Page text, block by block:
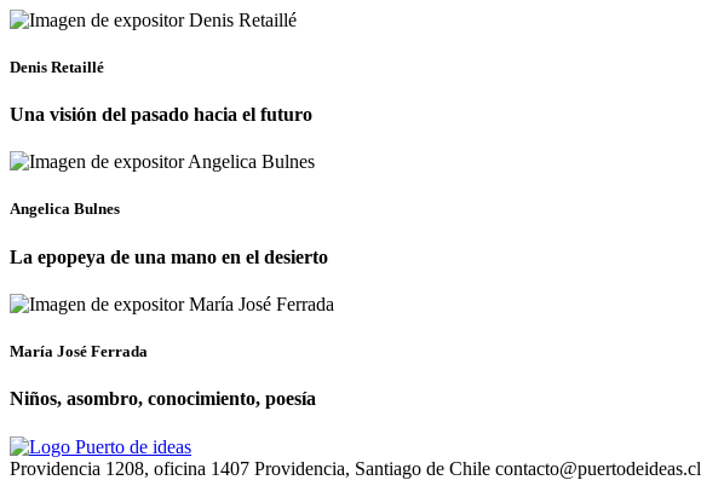
Denis Retaillé
Una visión del pasado hacia el futuro
Angelica Bulnes
La epopeya de una mano en el desierto
María José Ferrada
Niños, asombro, conocimiento, poesía
Providencia 1208, oficina 1407 Providencia, Santiago de Chile contacto@puertodeideas.cl